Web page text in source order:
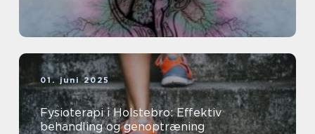
01. juni 2025
Fysioterapi i Holstebro: Effektiv
behandling og genoptræning